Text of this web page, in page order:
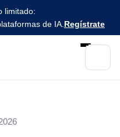
limitado:
de IA. Regístrate